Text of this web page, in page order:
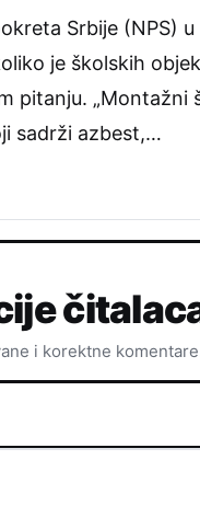
Srbije (NPS)
je školskih
pitanju.
sadrži azbest,…
i korektne